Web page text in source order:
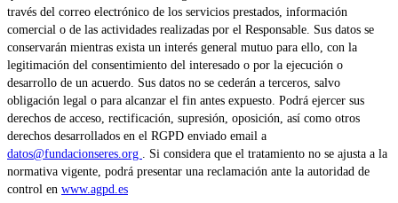
través del correo electrónico de los servicios prestados, información
comercial o de las actividades realizadas por el Responsable. Sus datos se
conservarán mientras exista un interés general mutuo para ello, con la
legitimación del consentimiento del interesado o por la ejecución o
desarrollo de un acuerdo. Sus datos no se cederán a terceros, salvo
obligación legal o para alcanzar el fin antes expuesto. Podrá ejercer sus
derechos de acceso, rectificación, supresión, oposición, así como otros
derechos desarrollados en el RGPD enviado email a
datos@fundacionseres.org . Si considera que el tratamiento no se ajusta a la
normativa vigente, podrá presentar una reclamación ante la autoridad de
control en www.agpd.es